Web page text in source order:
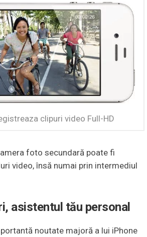
clipuri video Full-HD
foto secundară poate fi
video, însă numai prin intermediul
asistentul tău personal
noutate majoră a lui iPhone